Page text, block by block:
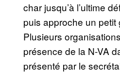
char jusqu’à l’ultime
puis approche un
Plusieurs
présence de la N-VA
présenté par le